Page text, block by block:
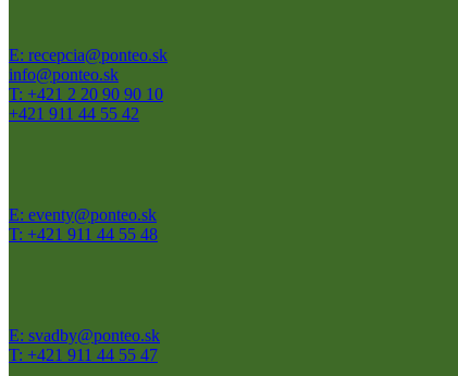
E: recepcia@ponteo.sk
info@ponteo.sk
T: +421 2 20 90 90 10
+421 911 44 55 42
E: eventy@ponteo.sk
T: +421 911 44 55 48
E: svadby@ponteo.sk
T: +421 911 44 55 47